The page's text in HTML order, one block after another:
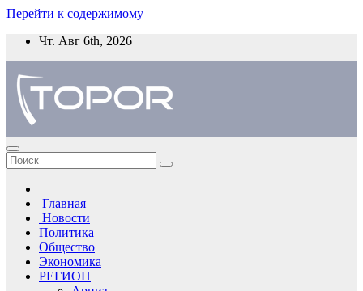
Перейти к содержимому
Чт. Авг 6th, 2026
Главная
Новости
Политика
Общество
Экономика
РЕГИОН